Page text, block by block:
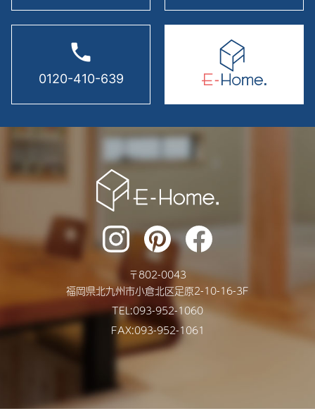
2025年2月
2024年12月
2024年6月
2024年3月
phone
0120-410-639
〒802-0043
福岡県北九州市小倉北区足原2-10-16-3F
TEL:093-952-1060
FAX:093-952-1061